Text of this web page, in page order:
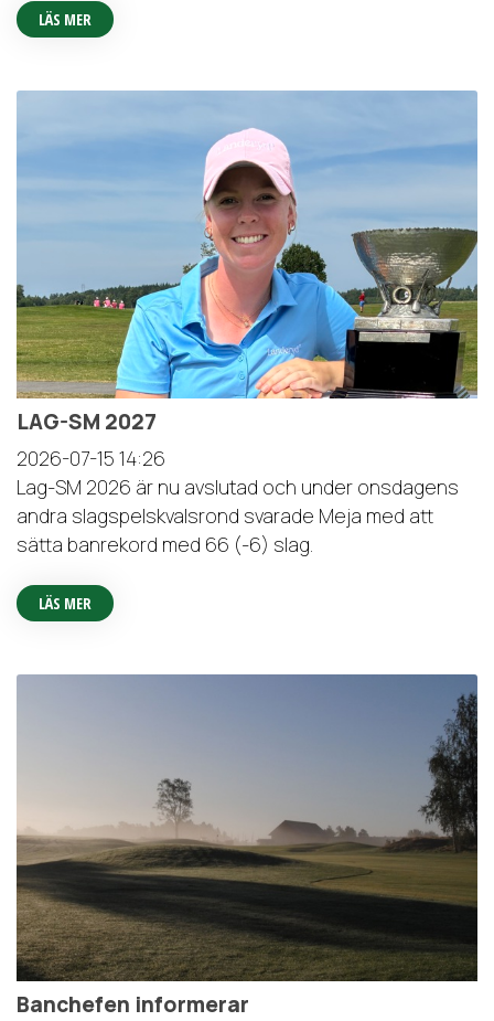
LÄS MER
LAG-SM 2027
2026-07-15 14:26
Lag-SM 2026 är nu avslutad och under onsdagens
andra slagspelskvalsrond svarade Meja med att
sätta banrekord med 66 (-6) slag.
LÄS MER
Banchefen informerar